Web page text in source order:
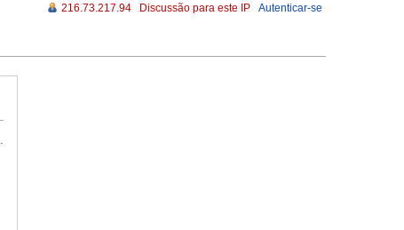
216.73.217.94 Discussão para este IP Autenticar-se